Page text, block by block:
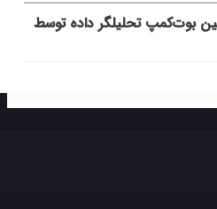
بوت‌کمپ تحلیلگر داده توسط